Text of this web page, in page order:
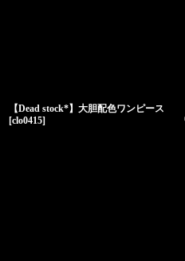
【Dead stock*】大胆配色ワンピース
[clo0415]